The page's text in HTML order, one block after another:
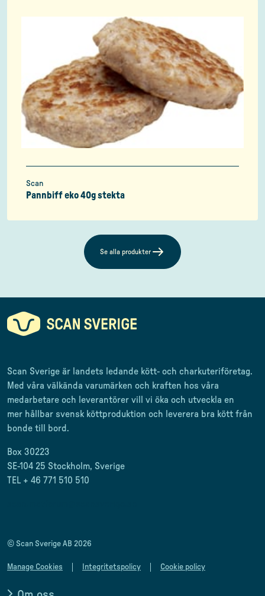
Scan
Pannbiff eko 40g stekta
Se alla produkter
Scan Sverige är landets ledande kött- och charkuteriföretag.
Med våra välkända varumärken och kraften hos våra
medarbetare och leverantörer vill vi öka och utveckla en
mer hållbar svensk köttproduktion och leverera bra kött från
bonde till
bord.
Box 30223
SE-104 25 Stockholm, Sverige
TEL + 46 771 510 510
© Scan Sverige AB 2026
Manage Cookies Integritetspolicy Cookie policy